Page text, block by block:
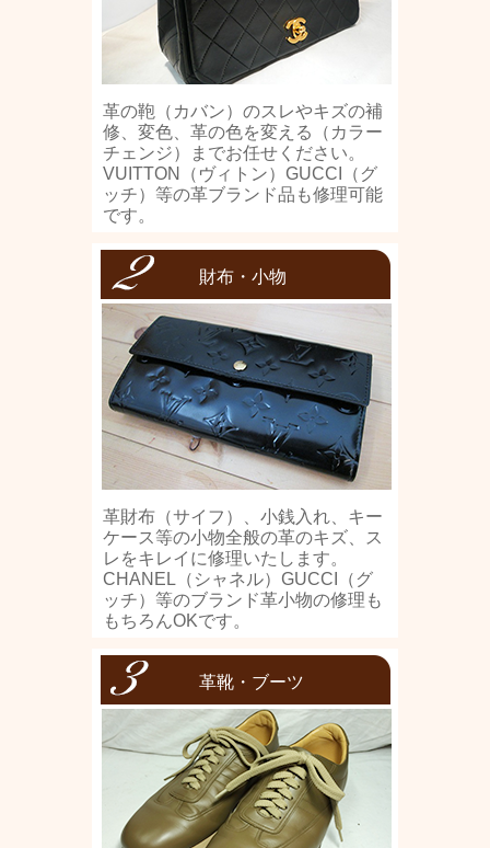
革の鞄（カバン）のスレやキズの補
修、変色、革の色を変える（カラー
チェンジ）までお任せください。
VUITTON（ヴィトン）GUCCI（グ
ッチ）等の革ブランド品も修理可能
です。
財布・小物
革財布（サイフ）、小銭入れ、キー
ケース等の小物全般の革のキズ、ス
レをキレイに修理いたします。
CHANEL（シャネル）GUCCI（グ
ッチ）等のブランド革小物の修理も
もちろんOKです。
革靴・ブーツ